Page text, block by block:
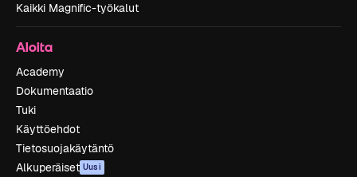
Kaikki Magnific-työkalut
Aloita
Academy
Dokumentaatio
Tuki
Käyttöehdot
Tietosuojakäytäntö
Alkuperäiset Uusi